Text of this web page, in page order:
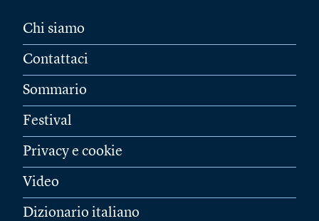
Chi siamo
Contattaci
Sommario
Festival
Privacy e cookie
Video
Dizionario italiano